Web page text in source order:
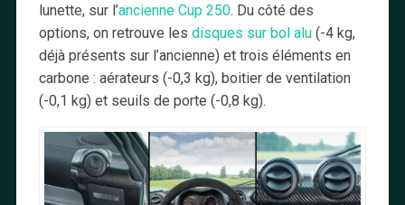
lunette, sur l’ancienne Cup 250. Du côté des
options, on retrouve les disques sur bol alu(-4 kg,
déjà présents sur l’ancienne) et trois éléments en
carbone : aérateurs (-0,3 kg), boitier de ventilation
(-0,1 kg) et seuils de porte (-0,8 kg).